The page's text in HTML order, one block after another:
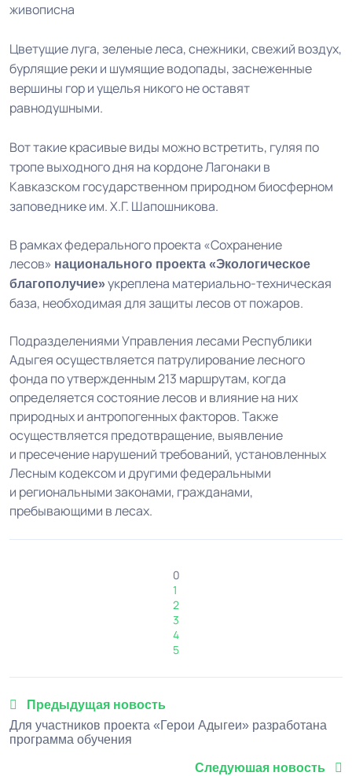
живописна
Цветущие луга, зеленые леса, снежники, свежий воздух,
бурлящие реки и шумящие водопады, заснеженные
вершины гор и ущелья никого не оставят
равнодушными.
Вот такие красивые виды можно встретить, гуляя по
тропе выходного дня на кордоне Лагонаки в
Кавказском государственном природном биосферном
заповеднике им. Х.Г. Шапошникова.
В рамках федерального проекта «Сохранение
лесов» национального проекта «Экологическое
благополучие»укреплена материально-техническая
база, необходимая для защиты лесов от пожаров.
Подразделениями Управления лесами Республики
Адыгея осуществляется патрулирование лесного
фонда по утвержденным 213 маршрутам, когда
определяется состояние лесов и влияние на них
природных и антропогенных факторов. Также
осуществляется предотвращение, выявление
и пресечение нарушений требований, установленных
Лесным кодексом и другими федеральными
и региональными законами, гражданами,
пребывающими в лесах.
0
1
2
3
4
5
Предыдущая новость
Для участников проекта «Герои Адыгеи» разработана
программа обучения
Следуюшая новость